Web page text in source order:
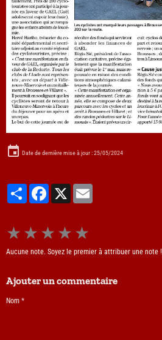
Date de dernière mise à jour : 25/05/2024
Partager Facebook
★ ★ ★ ★ ★
Aucune note. Soyez le premier à attribuer une note !
Ajouter un commentaire
Nom